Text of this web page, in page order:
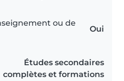
ou de
Oui
Études secondaires
complètes et formations